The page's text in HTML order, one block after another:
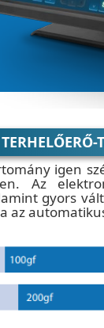
igen
Az
gyors
az